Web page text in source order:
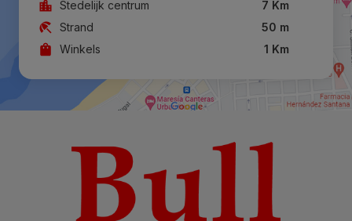
Stedelijk centrum
7 Km
Strand
50 m
Winkels
1 Km